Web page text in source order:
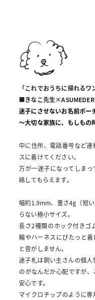
「これでおうちに帰れる
■きなこ先生
迷子にさせないお名前ポー
～大切な家族に、もしもの
中に住所、電話番号など
スに着けてください。
万が一迷子になってしま
絡してもらえます。
幅約1.9mm、重さ4g（短
らない極小サイズ。
長さ2種類のホック付きゴ
輪やハーネスにぴたっと
と音がしません。
迷子札は飼い主さんの個
のがなんだか心配ですが
安心です。
マイクロチップのように